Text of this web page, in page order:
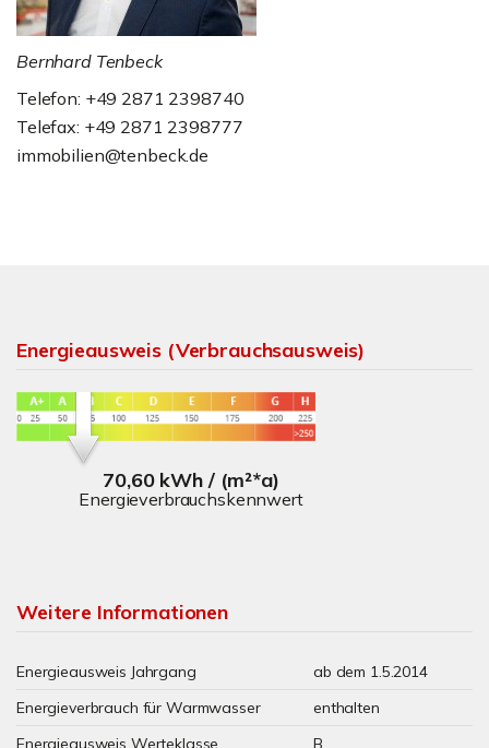
Bernhard Tenbeck
Telefon: +49 2871 2398740
Telefax: +49 2871 2398777
immobilien@tenbeck.de
Energieausweis (Verbrauchsausweis)
70,60 kWh / (m²*a)
Energieverbrauchskennwert
Weitere Informationen
Energieausweis Jahrgang
ab dem 1.5.2014
Energieverbrauch für Warmwasser
enthalten
Energieausweis Werteklasse
B